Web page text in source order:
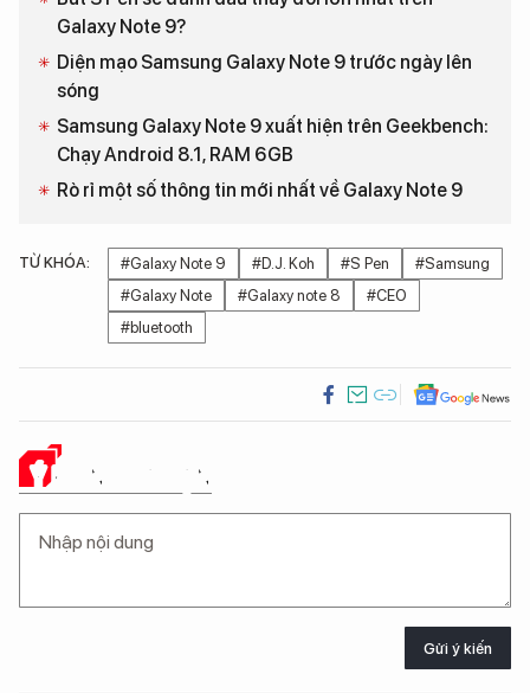
Galaxy Note 9?
Diện mạo Samsung Galaxy Note 9 trước ngày lên
sóng
Samsung Galaxy Note 9 xuất hiện trên Geekbench:
Chạy Android 8.1, RAM 6GB
Rò rỉ một số thông tin mới nhất về Galaxy Note 9
TỪ KHÓA: #Galaxy Note 9 #D.J. Koh #S Pen
#Samsung
#Galaxy Note
#Galaxy note 8
#CEO
#bluetooth
Ý KIẾN CỦA BẠN
Gửi ý kiến